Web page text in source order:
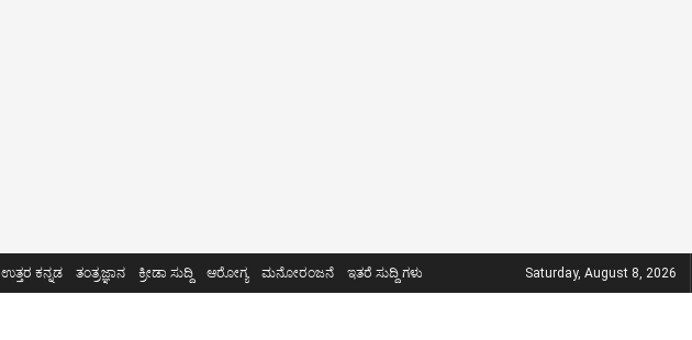
ಉತ್ತರ ಕನ್ನಡ ತಂತ್ರಜ್ಞಾನ ಕ್ರೀಡಾ ಸುದ್ದಿ ಆರೋಗ್ಯ ಮನೋರಂಜನೆ ಇತರೆ ಸುದ್ದಿ ಗಳು Saturday, August 8, 2026